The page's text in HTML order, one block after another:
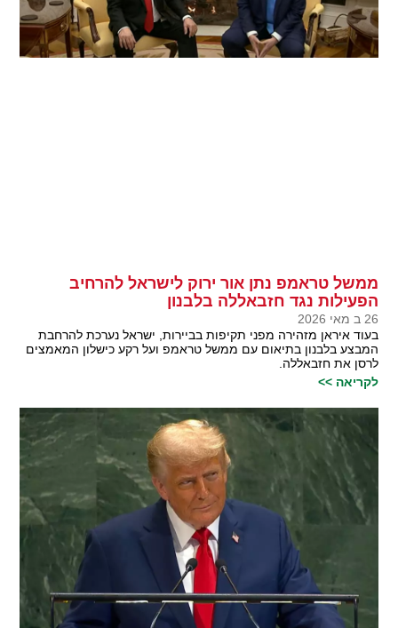
ממשל טראמפ נתן אור ירוק לישראל להרחיב
הפעילות נגד חזבאללה בלבנון
26 ב מאי 2026
בעוד איראן מזהירה מפני תקיפות בביירות, ישראל נערכת להרחבת
המבצע בלבנון בתיאום עם ממשל טראמפ ועל רקע כישלון המאמצים
לרסן את חזבאללה.
לקריאה >>